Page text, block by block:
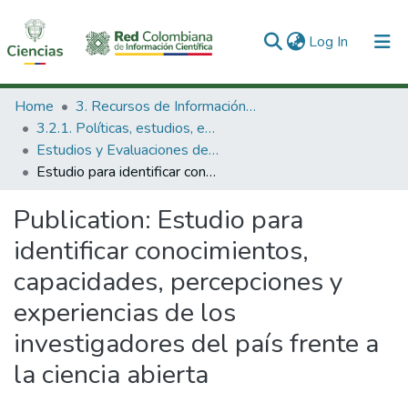
Log In (current)
Communities & Collections
All of DSpace
Statistics
Home
3. Recursos de Información Científica y Tecnológica
3.2.1. Políticas, estudios, evaluaciones e indicadores de CTeI
Estudios y Evaluaciones de CTel
Estudio para identificar conocimientos, capacidades, percepciones y experiencias de los investigadores del país frente a la ciencia abierta
Publication: Estudio para
identificar conocimientos,
capacidades, percepciones y
experiencias de los
investigadores del país frente a
la ciencia abierta